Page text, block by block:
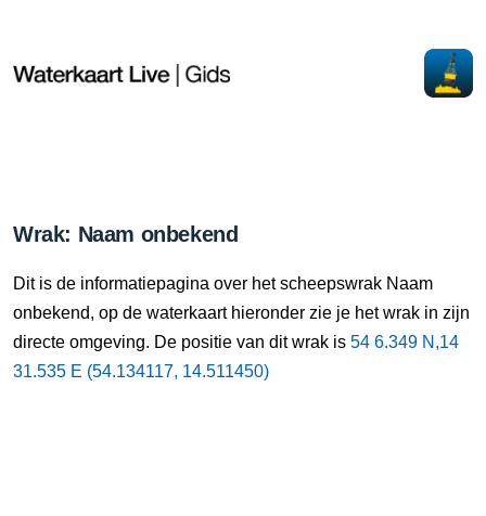
Wrak: Naam onbekend
Dit is de informatiepagina over het scheepswrak Naam
onbekend, op de waterkaart hieronder zie je het wrak in zijn
directe omgeving. De positie van dit wrak is 54 6.349 N,14
31.535 E (54.134117, 14.511450)